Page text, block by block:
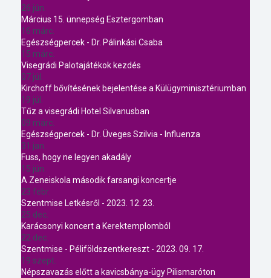
26 jún.
Március 15. ünnepség Esztergomban
16 márc.
Egészségpercek - Dr. Pálinkási Csaba
15 márc.
Visegrádi Palotajátékok kezdés
07 júl.
Kirchoff bővítésének bejelentése a Külügyminisztériumban
19 júl.
Tűz a visegrádi Hotel Silvanusban
09 márc.
Egészségpercek - Dr. Üveges Szilvia - Influenza
31 jan.
Fuss, hogy ne legyen akadály
15 jún.
A Zeneiskola második farsangi koncertje
23 febr.
Szentmise Letkésről - 2023. 12. 23.
25 dec.
Karácsonyi koncert a Kerektemplomból
22 dec.
Szentmise - Péliföldszentkereszt - 2023. 09. 17.
19 szept.
Népszavazás előtt a kavicsbánya-ügy Pilismaróton